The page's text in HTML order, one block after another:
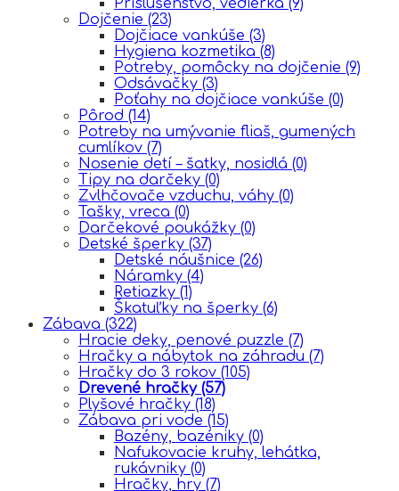
Dojčenie (23)
Dojčiace vankúše (3)
Hygiena kozmetika (8)
Potreby, pomôcky na dojčenie (9)
Odsávačky (3)
Poťahy na dojčiace vankúše (0)
Pôrod (14)
Potreby na umývanie fliaš, gumených
cumlíkov (7)
Nosenie detí – šatky, nosidlá (0)
Tipy na darčeky (0)
Zvlhčovače vzduchu, váhy (0)
Tašky, vreca (0)
Darčekové poukážky (0)
Detské šperky (37)
Detské náušnice (26)
Náramky (4)
Retiazky (1)
Škatuľky na šperky (6)
Zábava (322)
Hracie deky, penové puzzle (7)
Hračky a nábytok na záhradu (7)
Hračky do 3 rokov (105)
Drevené hračky (57)
Plyšové hračky (18)
Zábava pri vode (15)
Bazény, bazéniky (0)
Nafukovacie kruhy, lehátka,
rukávniky (0)
Hračky, hry (7)